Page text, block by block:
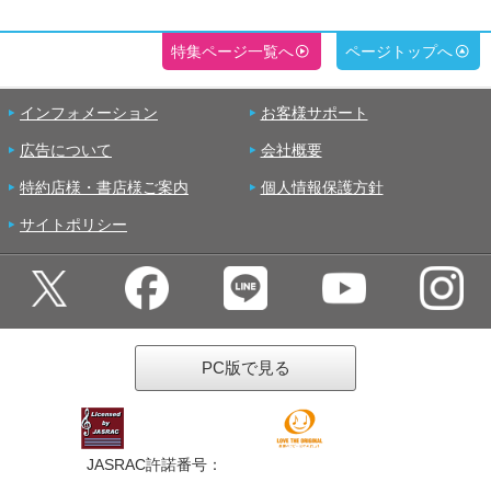
特集ページ一覧へ ページトップへ
インフォメーション お客様サポート
広告について 会社概要
特約店様・書店様ご案内 個人情報保護方針
サイトポリシー
PC版で見る
JASRAC許諾番号：